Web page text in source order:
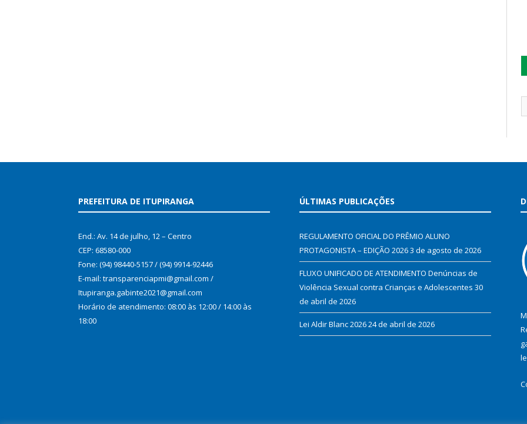
PREFEITURA DE ITUPIRANGA
End.: Av. 14 de julho, 12 – Centro
CEP: 68580-000
Fone: (94) 98440-5157 / (94) 9914-92446
E-mail: transparenciapmi@gmail.com /
Itupiranga.gabinte2021@gmail.com
Horário de atendimento: 08:00 às 12:00 / 14:00 às
18:00
ÚLTIMAS PUBLICAÇÕES
REGULAMENTO OFICIAL DO PRÊMIO ALUNO
PROTAGONISTA – EDIÇÃO 20263 de agosto de 2026
FLUXO UNIFICADO DE ATENDIMENTO Denúncias de
Violência Sexual contra Crianças e Adolescentes 30
de abril de 2026
Lei Aldir Blanc 202624 de abril de 2026